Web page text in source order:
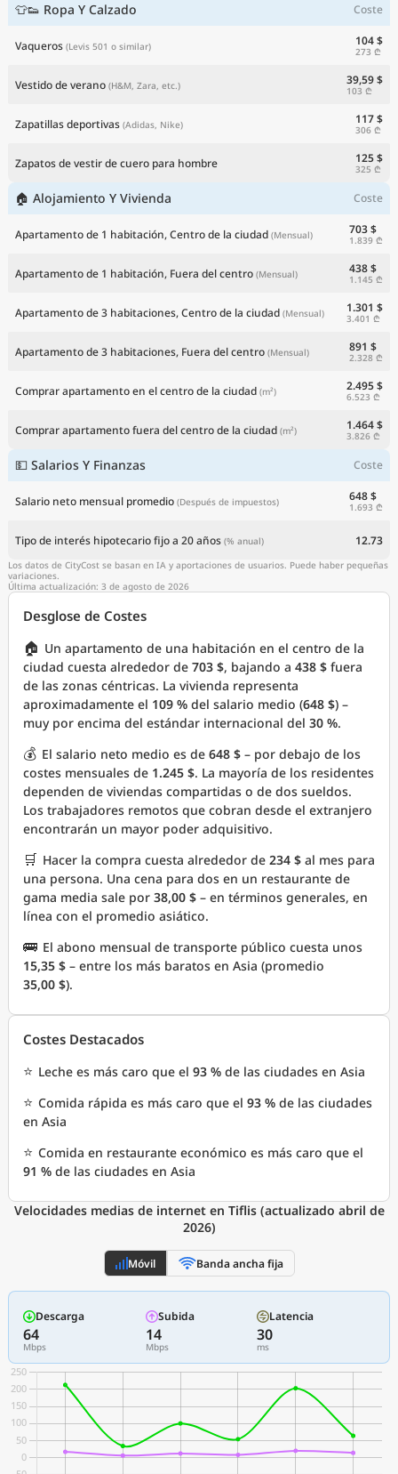
👕👟 Ropa Y Calzado Coste
Vaqueros (Levis 501 o similar) 104 $
273 ₾
Vestido de verano (H&M, Zara, etc.) 39,59 $
103 ₾
Zapatillas deportivas (Adidas, Nike) 117 $
306 ₾
Zapatos de vestir de cuero para hombre 125 $
325 ₾
🏠 Alojamiento Y Vivienda Coste
Apartamento de 1 habitación, Centro de la ciudad (Mensual) 703 $
1.839 ₾
Apartamento de 1 habitación, Fuera del centro (Mensual) 438 $
1.145 ₾
Apartamento de 3 habitaciones, Centro de la ciudad (Mensual) 1.301 $
3.401 ₾
Apartamento de 3 habitaciones, Fuera del centro (Mensual) 891 $
2.328 ₾
Comprar apartamento en el centro de la ciudad (m²) 2.495 $
6.523 ₾
Comprar apartamento fuera del centro de la ciudad (m²) 1.464 $
3.826 ₾
💵 Salarios Y Finanzas Coste
Salario neto mensual promedio (Después de impuestos) 648 $
1.693 ₾
Tipo de interés hipotecario fijo a 20 años (% anual) 12.73
Los datos de CityCost se basan en IA y aportaciones de usuarios. Puede haber pequeñas
variaciones.
Última actualización: 3 de agosto de 2026
Desglose de Costes
🏠 Un apartamento de una habitación en el centro de la
ciudad cuesta alrededor de 703 $, bajando a 438 $ fuera
de las zonas céntricas. La vivienda representa
aproximadamente el 109 % del salario medio (648 $) –
muy por encima del estándar internacional del 30 %.
💰 El salario neto medio es de 648 $ – por debajo de los
costes mensuales de 1.245 $. La mayoría de los residentes
dependen de viviendas compartidas o de dos sueldos.
Los trabajadores remotos que cobran desde el extranjero
encontrarán un mayor poder adquisitivo.
🛒 Hacer la compra cuesta alrededor de 234 $ al mes para
una persona. Una cena para dos en un restaurante de
gama media sale por 38,00 $ – en términos generales, en
línea con el promedio asiático.
🚌 El abono mensual de transporte público cuesta unos
15,35 $ – entre los más baratos en Asia (promedio
35,00 $).
Costes Destacados
⭐ Leche es más caro que el 93 % de las ciudades en Asia
⭐ Comida rápida es más caro que el 93 % de las ciudades
en Asia
⭐ Comida en restaurante económico es más caro que el
91 % de las ciudades en Asia
Velocidades medias de internet en Tiflis (actualizado abril de
2026)
Móvil Banda ancha fija
Descarga
64
Mbps
Subida
14
Mbps
Latencia
30
ms